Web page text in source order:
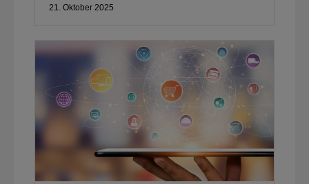
21. Oktober 2025